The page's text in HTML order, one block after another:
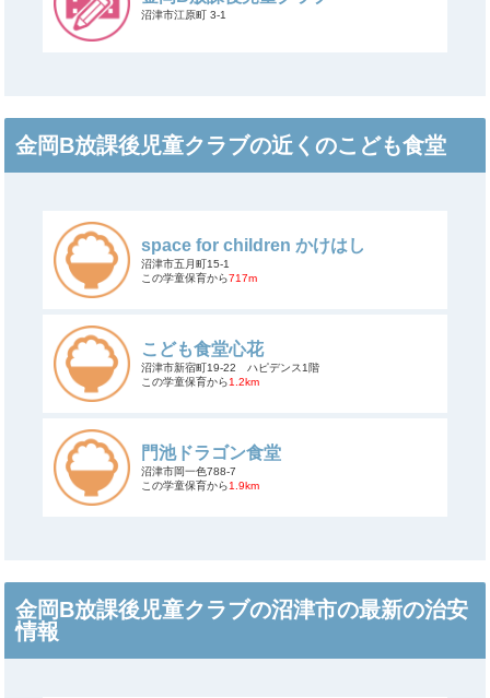
沼津市江原町 3-1
金岡B放課後児童クラブの近くのこども食堂
space for children かけはし
沼津市五月町15-1
この学童保育から717m
こども食堂心花
沼津市新宿町19-22 ハピデンス1階
この学童保育から1.2km
門池ドラゴン食堂
沼津市岡一色788-7
この学童保育から1.9km
金岡B放課後児童クラブの沼津市の最新の治安
情報